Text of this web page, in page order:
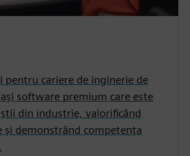
pentru cariere de inginerie de
software premium care este
din industrie, valorificând
și demonstrând competența